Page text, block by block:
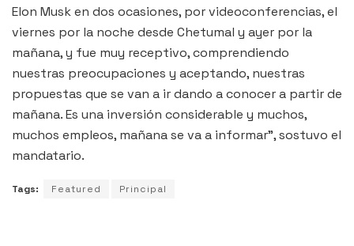
Elon Musk en dos ocasiones, por videoconferencias, el
viernes por la noche desde Chetumal y ayer por la
mañana, y fue muy receptivo, comprendiendo
nuestras preocupaciones y aceptando, nuestras
propuestas que se van a ir dando a conocer a partir de
mañana. Es una inversión considerable y muchos,
muchos empleos, mañana se va a informar”, sostuvo el
mandatario.
Tags: Featured Principal